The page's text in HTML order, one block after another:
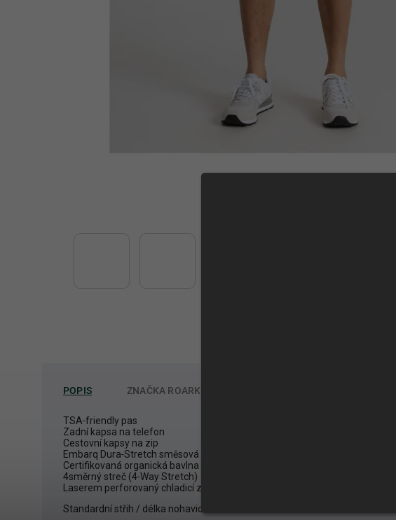
POPIS ZNAČKA ROARK
TSA‑friendly pas
Zadní kapsa na telefon
Cestovní kapsy na zip
Embarq Dura‑Stretch směsová tkanina
Certifikovaná organická bavlna
4směrný streč (4‑Way Stretch)
Laserem perforovaný chladicí zadní panel
Standardní střih / délka nohavice 18" / vnitřní délka 7.75"